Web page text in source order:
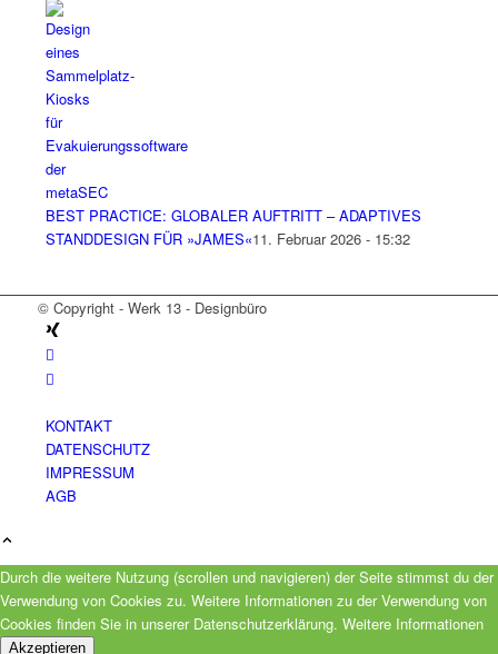
BEST PRACTICE: GLOBALER AUFTRITT – ADAPTIVES
STANDDESIGN FÜR »JAMES«11. Februar 2026 - 15:32
© Copyright - Werk 13 - Designbüro
KONTAKT
DATENSCHUTZ
IMPRESSUM
AGB
Durch die weitere Nutzung (scrollen und navigieren) der Seite stimmst du der
Verwendung von Cookies zu. Weitere Informationen zu der Verwendung von
Cookies finden Sie in unserer Datenschutzerklärung. Weitere Informationen
Akzeptieren